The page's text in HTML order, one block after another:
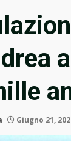
Giugno 21,